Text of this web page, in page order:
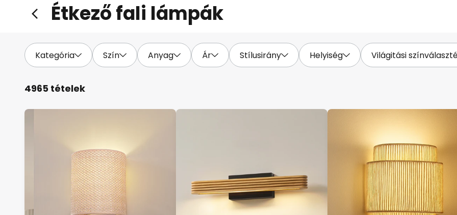
Étkező fali lámpák
Kategória Szín Anyag Ár Stílusirány Helyiség Világitási
4965 tételek